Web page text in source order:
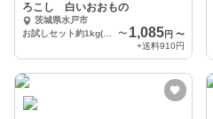
ろこし 白いおおもの
茨城県水戸市
〜 1,085円 〜
+送料910円